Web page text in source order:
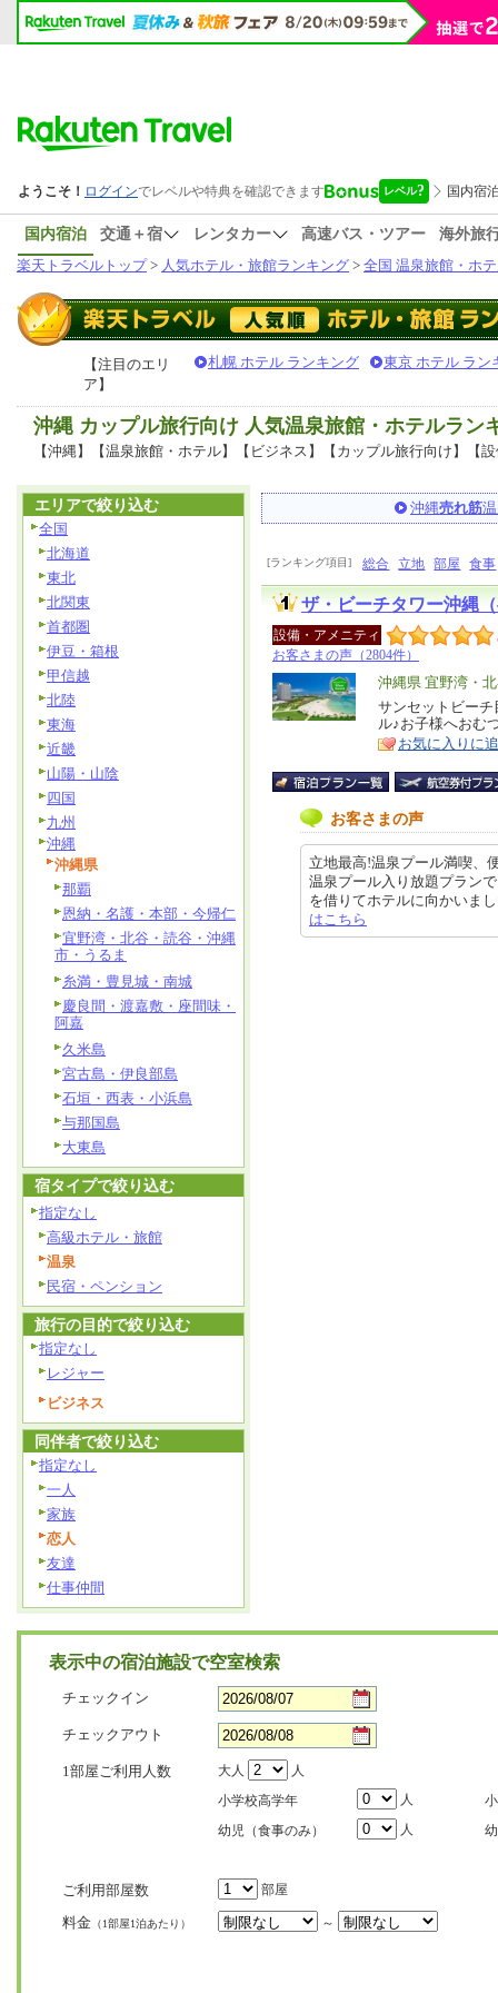
国内宿泊 交通＋宿 レンタカー 高速バス・ツアー
海外旅
楽天トラベルトップ> 人気ホテル・旅館ランキング > 全国 温泉旅館・ホ
【注目のエリ
ア】
札幌 ホテル ランキング 東京 ホテル ラン
沖縄 カップル旅行向け 人気温泉旅館・ホテルラン
【沖縄】【温泉旅館・ホテル】【ビジネス】【カップル旅行向け】【
沖縄売れ筋
[ランキング項目] 総合 立地 部屋 食事
ザ・ビーチタワー沖縄
設備・アメニティ
お客さまの声（2804件）
エ
リ
ア
沖縄県 宜野湾・
特
徴
サンセットビー
ル♪お子様へおむ
お気に入りに
お客さまの声
立地最高!温泉プール満喫、
温泉プール入り放題プラン
を借りてホテルに向かいま
はこちら
エリアで絞り込む
全国
北海道
東北
北関東
首都圏
伊豆・箱根
甲信越
北陸
東海
近畿
山陽・山陰
四国
九州
沖縄
沖縄県
那覇
恩納・名護・本部・今帰仁
宜野湾・北谷・読谷・沖縄
市・うるま
糸満・豊見城・南城
慶良間・渡嘉敷・座間味・
阿嘉
久米島
宮古島・伊良部島
石垣・西表・小浜島
与那国島
大東島
宿タイプで絞り込む
指定なし
高級ホテル・旅館
温泉
民宿・ペンション
旅行の目的で絞り込む
指定なし
レジャー
ビジネス
同伴者で絞り込む
指定なし
一人
家族
恋人
友達
仕事仲間
表示中の宿泊施設で空室検索
チェックイン
チェックアウト
1部屋ご利用人数 大人
人
小学校高学年
人
幼児（食事のみ）
人
ご利用部屋数 部屋
料金 （1部屋1泊あたり） ～